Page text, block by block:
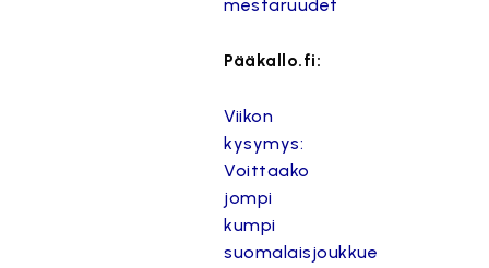
mestaruudet
Pääkallo.fi:
Viikon
kysymys:
Voittaako
jompi
kumpi
suomalaisjoukkue